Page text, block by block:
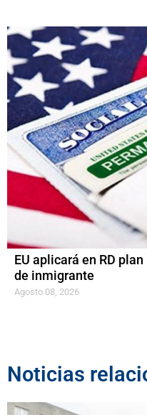
EU aplicará en RD
de inmigrante
Agosto 08, 2026
Noticias